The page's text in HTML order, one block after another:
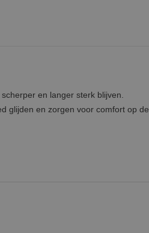
en langer sterk blijven.
glijden en zorgen voor comfort op de